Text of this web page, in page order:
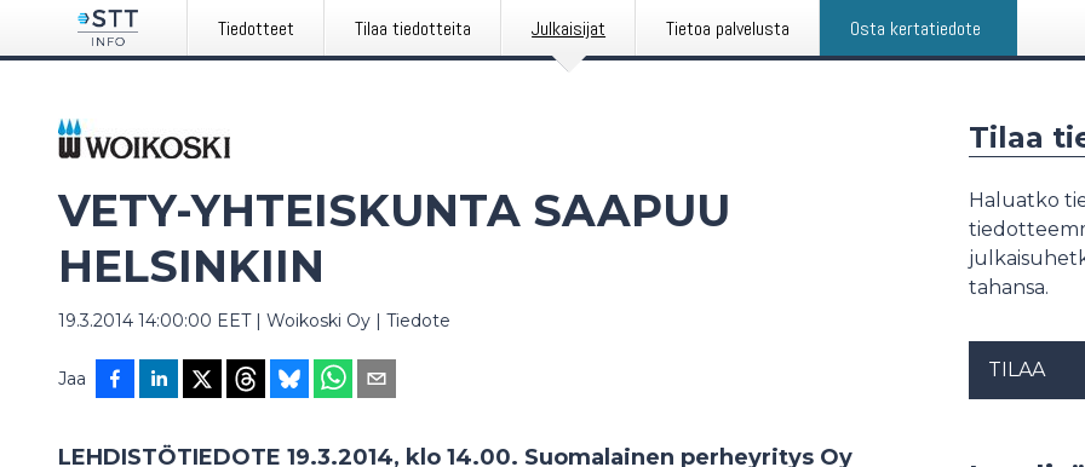
Tiedotteet Tilaa tiedotteita Julkaisijat Tietoa palvelusta Osta kertatiedote
VETY-YHTEISKUNTA SAAPUU
HELSINKIIN
19.3.2014 14:00:00 EET| Woikoski Oy | Tiedote
Jaa
LEHDISTÖTIEDOTE 19.3.2014, klo 14.00. Suomalainen perheyritys Oy
Tilaa
Haluatko
tahansa.
TILAA